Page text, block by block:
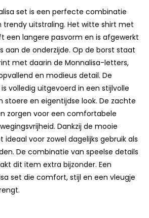
set is een perfecte combinatie
uitstraling. Het witte shirt met
een langere pasvorm en is afgewerkt
aan de onderzijde. Op de borst staat
met daarin de Monnalisa-letters,
en modieus detail. De
volledig uitgevoerd in een stijlvolle
stoere en eigentijdse look. De zachte
zorgen voor een comfortabele
Dankzij de mooie
ideaal voor zowel dagelijks gebruik als
De combinatie van speelse details
dit item extra bijzonder. Een
set die comfort, stijl en een vleugje